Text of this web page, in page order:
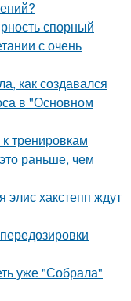
спорный
с очень
как создавался
в "Основном
тренировкам
раньше, чем
хакстепп ждут
уже "Собрала"